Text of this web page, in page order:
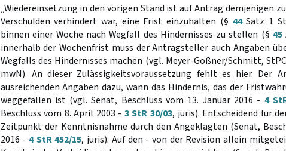
„Wiedereinsetzung in den vorigen Stand ist auf Antrag demjenigen
Verschulden verhindert war, eine Frist einzuhalten (§ 44Satz 1
binnen einer Woche nach Wegfall des Hindernisses zu stellen (§ 45
innerhalb der Wochenfrist muss der Antragsteller auch Angaben
Wegfalls des Hindernisses machen (vgl. Meyer-Goßner/Schmitt,
mwN). An dieser Zulässigkeitsvoraussetzung fehlt es hier. Der
ausreichenden Angaben dazu, wann das Hindernis, das der
weggefallen ist (vgl. Senat, Beschluss vom 13. Januar 2016 - 4
Beschluss vom 8. April 2003 - 3 StR 30/03, juris). Entscheidend für
Zeitpunkt der Kenntnisnahme durch den Angeklagten (Senat,
2016 - 4 StR 452/15, juris). Auf den - von der Revision allein